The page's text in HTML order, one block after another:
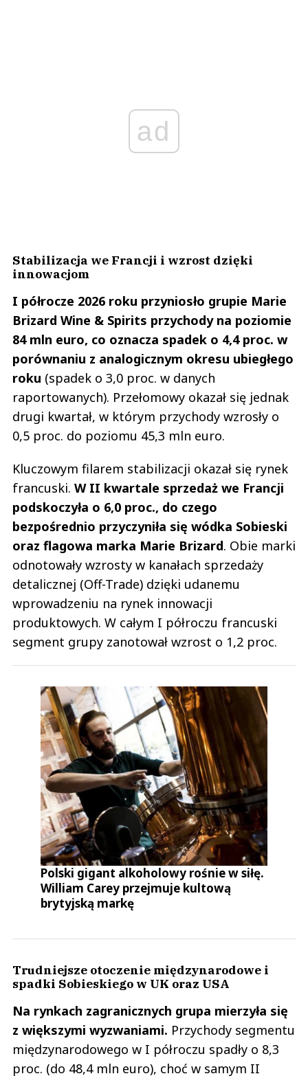
ad
Stabilizacja we Francji i wzrost dzięki
innowacjom
I półrocze 2026 roku przyniosło grupie Marie
Brizard Wine & Spirits przychody na poziomie
84 mln euro, co oznacza spadek o 4,4 proc. w
porównaniu z analogicznym okresu ubiegłego
roku (spadek o 3,0 proc. w danych
raportowanych). Przełomowy okazał się jednak
drugi kwartał, w którym przychody wzrosły o
0,5 proc. do poziomu 45,3 mln euro.
Kluczowym filarem stabilizacji okazał się rynek
francuski. W II kwartale sprzedaż we Francji
podskoczyła o 6,0 proc., do czego
bezpośrednio przyczyniła się wódka Sobieski
oraz flagowa marka Marie Brizard. Obie marki
odnotowały wzrosty w kanałach sprzedaży
detalicznej (Off-Trade) dzięki udanemu
wprowadzeniu na rynek innowacji
produktowych. W całym I półroczu francuski
segment grupy zanotował wzrost o 1,2 proc.
Polski gigant alkoholowy rośnie w siłę.
William Carey przejmuje kultową
brytyjską markę
Trudniejsze otoczenie międzynarodowe i
spadki Sobieskiego w UK oraz USA
Na rynkach zagranicznych grupa mierzyła się
z większymi wyzwaniami. Przychody segmentu
międzynarodowego w I półroczu spadły o 8,3
proc. (do 48,4 mln euro), choć w samym II